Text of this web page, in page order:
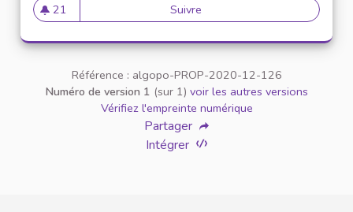
21
21 abonnés
Suivre Veuillez au respect mutuel
Référence : algopo-PROP-2020-12-126
Numéro de version 1 (sur 1) voir les autres versions
Vérifiez l'empreinte numérique
Partager
Intégrer